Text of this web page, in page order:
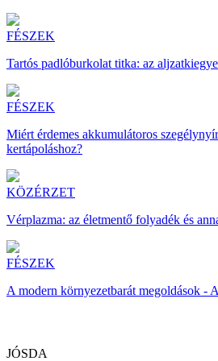
FÉSZEK
Tartós padlóburkolat titka: az
FÉSZEK
Miért érdemes akkumulátoros
kertápoláshoz?
KÖZÉRZET
Vérplazma: az életmentő folyadék és
FÉSZEK
A modern környezetbarát megoldások -
JÓSDA